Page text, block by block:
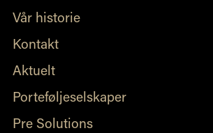
Vår historie
Kontakt
Aktuelt
Porteføljeselskaper
Pre Solutions